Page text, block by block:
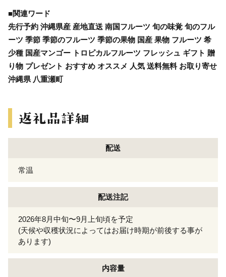
■関連ワード
先行予約 沖縄県産 産地直送 南国フルーツ 旬の味覚 旬のフル
ーツ 季節 季節のフルーツ 季節の果物 国産 果物 フルーツ 希
少種 国産マンゴー トロピカルフルーツ フレッシュ ギフト 贈
り物 プレゼント おすすめ オススメ 人気 送料無料 お取り寄せ
沖縄県 八重瀬町
配送
常温
配送注記
2026年8月中旬〜9月上旬頃を予定
(天候や収穫状況によってはお届け時期が前後する事が
あります)
内容量